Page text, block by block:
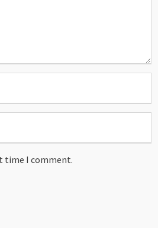
time I comment.